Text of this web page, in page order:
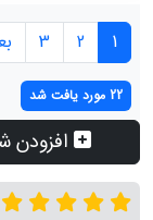
1
2
3
22 مورد یافت شد
افزودن